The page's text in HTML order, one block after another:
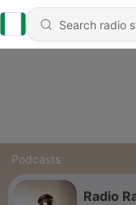
Podcasts
Radio